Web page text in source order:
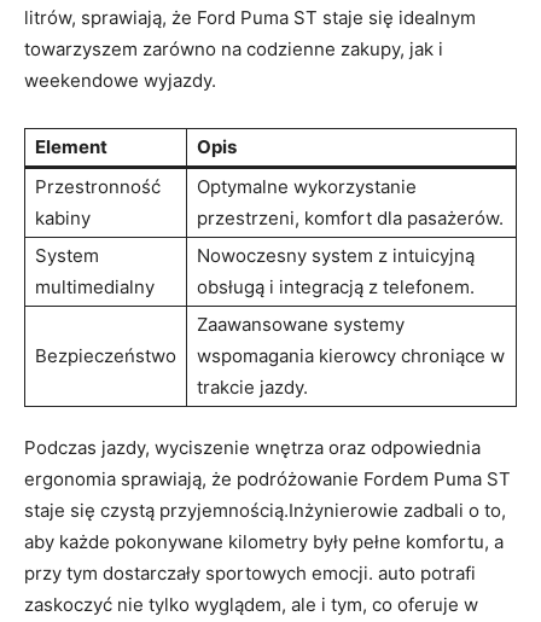
litrów, sprawiają, że Ford Puma ST staje się idealnym
towarzyszem zarówno na codzienne zakupy, jak i
weekendowe wyjazdy.
Element
Opis
Przestronność
kabiny
Optymalne wykorzystanie
przestrzeni, komfort dla pasażerów.
System
multimedialny
Nowoczesny system z intuicyjną
obsługą i integracją z telefonem.
Bezpieczeństwo
Zaawansowane systemy
wspomagania kierowcy chroniące w
trakcie jazdy.
Podczas jazdy, wyciszenie wnętrza oraz odpowiednia
ergonomia sprawiają, że podróżowanie Fordem Puma ST
staje się czystą przyjemnością.Inżynierowie zadbali o to,
aby każde pokonywane kilometry były pełne komfortu, a
przy tym dostarczały sportowych emocji. auto potrafi
zaskoczyć nie tylko wyglądem, ale i tym, co oferuje w